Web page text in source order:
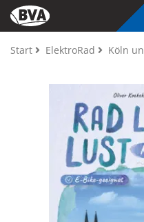
Start ElektroRad Köln